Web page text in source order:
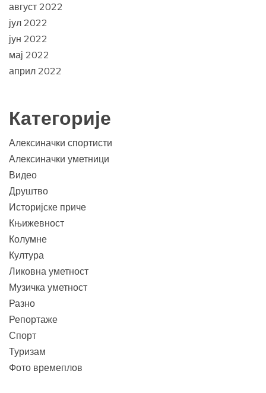
август 2022
јул 2022
јун 2022
мај 2022
април 2022
Категорије
Алексиначки спортисти
Алексиначки уметници
Видео
Друштво
Историјске приче
Књижевност
Колумне
Култура
Ликовна уметност
Музичка уметност
Разно
Репортаже
Спорт
Туризам
Фото времеплов